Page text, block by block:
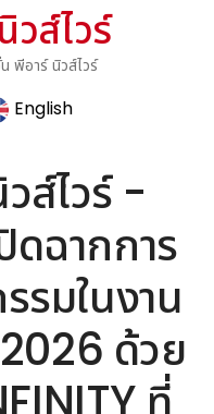
ส์ไวร์
พีอาร์ นิวส์ไวร์
English
ส์ไวร์ -
ดฉากการ
รมในงาน
ด้วย
ที่